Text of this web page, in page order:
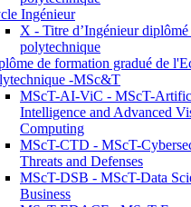
Ingénieur
X - Titre d’Ingénieur diplômé
polytechnique
de formation gradué de
-MSc&T
MScT-AI-ViC - MScT-
Intelligence and Advanced
Computing
MScT-CTD - MScT-
Threats and Defenses
MScT-DSB - MScT-Data
Business